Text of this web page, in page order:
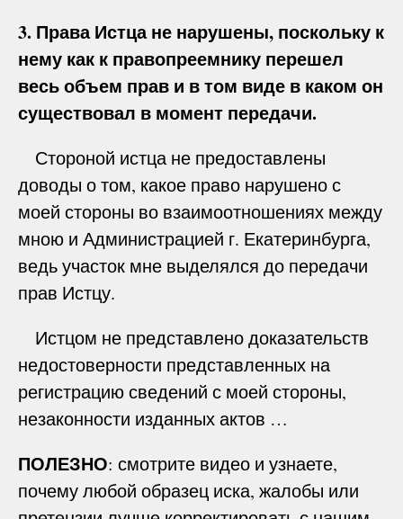
3. Права Истца не нарушены, поскольку к
нему как к правопреемнику перешел
весь объем прав и в том виде в каком он
существовал в момент передачи.
Стороной истца не предоставлены
доводы о том, какое право нарушено с
моей стороны во взаимоотношениях между
мною и Администрацией г. Екатеринбурга,
ведь участок мне выделялся до передачи
прав Истцу.
Истцом не представлено доказательств
недостоверности представленных на
регистрацию сведений с моей стороны,
незаконности изданных актов …
ПОЛЕЗНО: смотрите видео и узнаете,
почему любой образец иска, жалобы или